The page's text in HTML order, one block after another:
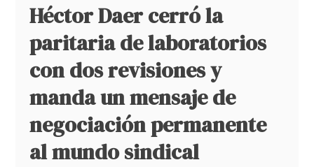
Héctor Daer cerró la
paritaria de laboratorios
con dos revisiones y
manda un mensaje de
negociación permanente
al mundo sindical